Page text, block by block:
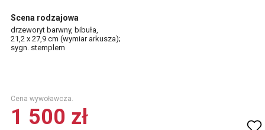
Scena rodzajowa
drzeworyt barwny, bibuła,
21,2 x 27,9 cm (wymiar arkusza);
sygn. stemplem
Cena wywoławcza.
1 500 zł